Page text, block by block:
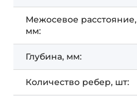
Межосевое расстояние,
мм:
Глубина, мм:
Количество ребер, шт: